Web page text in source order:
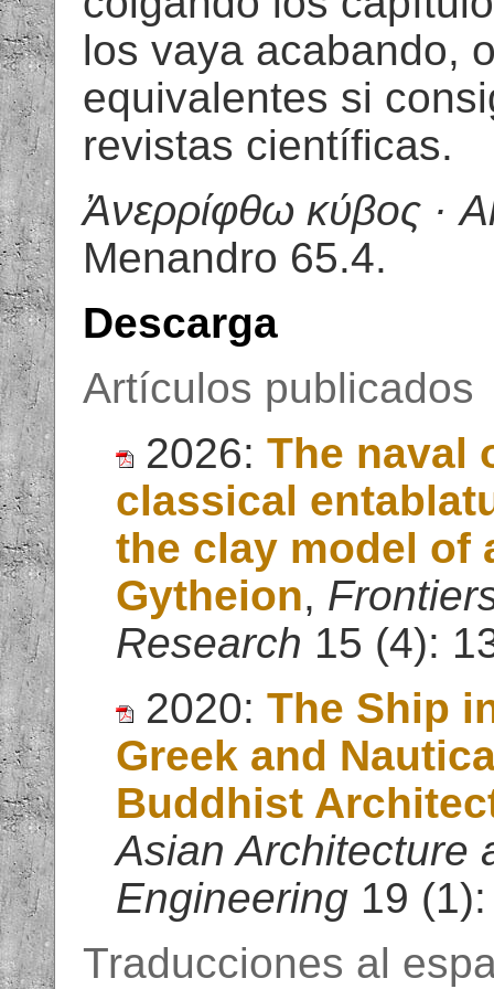
los vaya acabando,
equivalentes si
revistas científicas.
Ἀνερρίφθω κύβος ·
Menandro 65.4.
Descarga
Artículos publicados
2026: The naval
classical
the clay model of
Gytheion,
Research 15 (4):
2020: The Ship
Greek and
Buddhist
Asian Architecture
Engineering 19
Traducciones al